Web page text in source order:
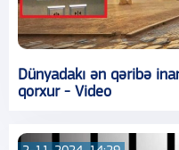
Dünyadakı ən qəribə
qorxur - Video